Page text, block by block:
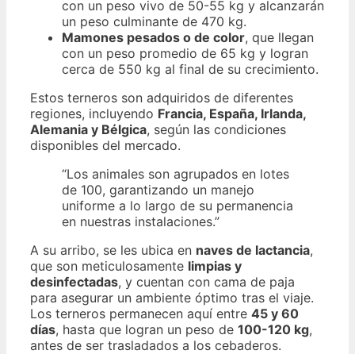
con un peso vivo de 50-55 kg y alcanzarán
un peso culminante de 470 kg.
Mamones pesados o de color, que llegan
con un peso promedio de 65 kg y logran
cerca de 550 kg al final de su crecimiento.
Estos terneros son adquiridos de diferentes
regiones, incluyendo Francia, España, Irlanda,
Alemania y Bélgica, según las condiciones
disponibles del mercado.
“Los animales son agrupados en lotes
de 100, garantizando un manejo
uniforme a lo largo de su permanencia
en nuestras instalaciones.”
A su arribo, se les ubica en naves de lactancia,
que son meticulosamente limpias y
desinfectadas, y cuentan con cama de paja
para asegurar un ambiente óptimo tras el viaje.
Los terneros permanecen aquí entre 45 y 60
días, hasta que logran un peso de 100-120 kg,
antes de ser trasladados a los cebaderos.